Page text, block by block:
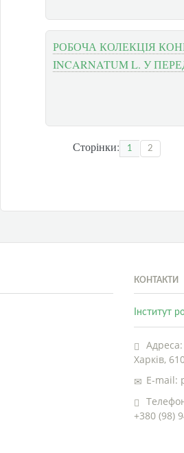
РОБОЧА КОЛЕКЦІЯ
INCARNATUM L. У
Сторінки: 1 2
КОНТАКТИ
Інститут
Харків,
E-mail:
+380 (98)